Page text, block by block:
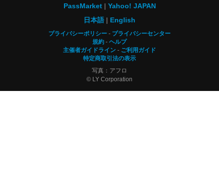
PassMarket
Yahoo! JAPAN
日本語
English
プライバシーポリシー
プライバシーセンター
規約
ヘルプ
主催者ガイドライン
ご利用ガイド
特定商取引法の表示
写真：アフロ
© LY Corporation